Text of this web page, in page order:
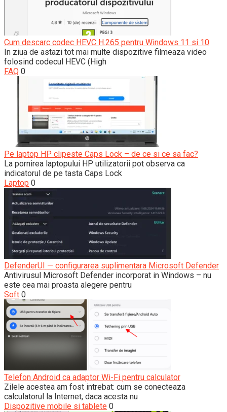
Cum descarc codec HEVC H.265 pentru Windows 11 si 10
In ziua de astazi tot mai multe dispozitive filmeaza video
folosind codecul HEVC (High
FAQ 0
Pe laptop HP clipeste Caps Lock – de ce si ce sa fac?
La pornirea laptopului HP utilizatorii pot observa ca
indicatorul de pe tasta Caps Lock
Laptop 0
DefenderUI — configurarea suplimentara Microsoft Defender
Antivirusul Microsoft Defender incorporat in Windows – nu
este cea mai proasta alegere pentru
Soft 0
Telefon Android ca adaptor Wi-Fi pentru calculator
Zilele acestea am fost intrebat: cum se conecteaza
calculatorul la Internet, daca acesta nu
Dispozitive mobile si tablete 0